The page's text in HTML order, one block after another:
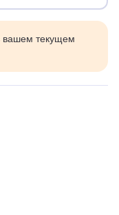
вашем текущем